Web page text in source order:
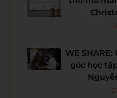
WE
góc học